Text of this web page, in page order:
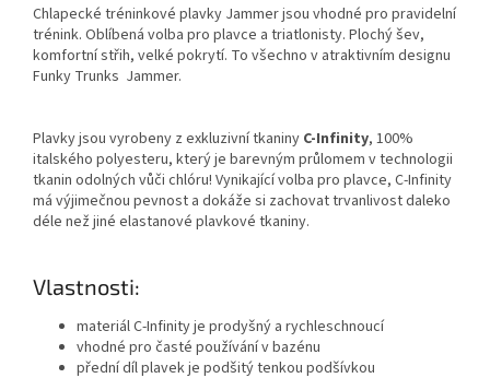
Chlapecké tréninkové plavky Jammer jsou vhodné pro pravidelní
trénink. Oblíbená volba pro plavce a triatlonisty. Plochý šev,
komfortní střih, velké pokrytí. To všechno v atraktivním designu
Funky Trunks Jammer.
Plavky jsou vyrobeny z exkluzivní tkaniny C-Infinity, 100%
italského polyesteru, který je barevným průlomem v technologii
tkanin odolných vůči chlóru! Vynikající volba pro plavce, C-Infinity
má výjimečnou pevnost a dokáže si zachovat trvanlivost daleko
déle než jiné elastanové plavkové tkaniny.
Vlastnosti:
materiál C-Infinity je prodyšný a rychleschnoucí
vhodné pro časté používání v bazénu
přední díl plavek je podšitý tenkou podšívkou